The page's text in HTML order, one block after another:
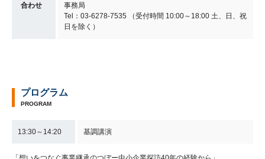
合わせ
事務局
Tel：03-6278-7535 （受付時間 10:00～18:00 土、日、祝
日を除く）
プログラム
PROGRAM
13:30～14:20 基調講演